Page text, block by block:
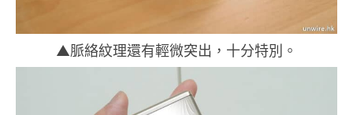
▲脈絡紋理還有輕微突出，十分特別。